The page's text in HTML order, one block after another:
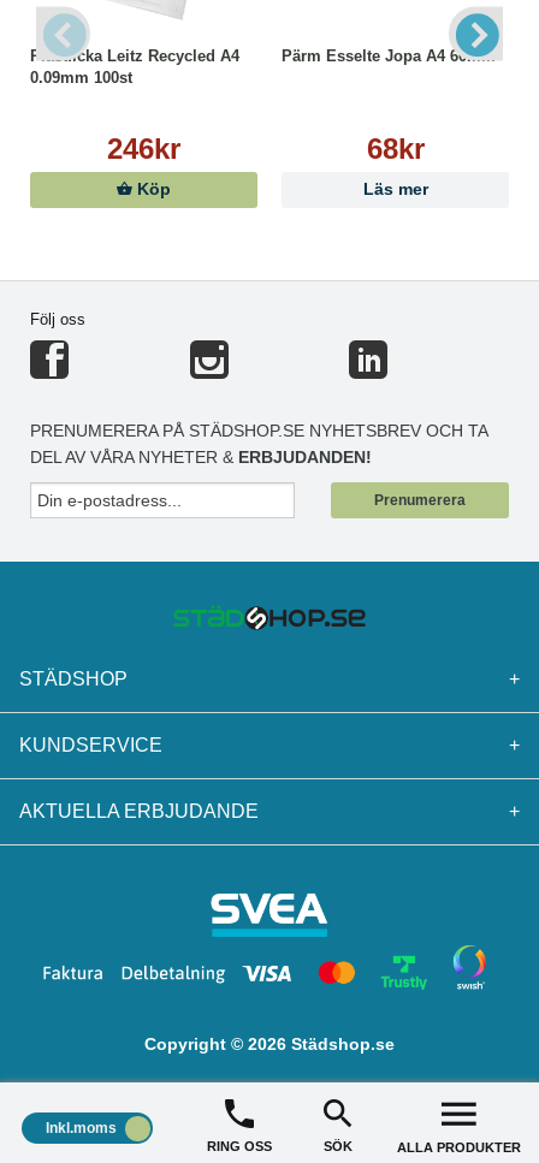
Plastficka Leitz Recycled A4
0.09mm 100st
246kr
Köp
Pärm Esselte Jopa A4 60mm
68kr
Läs mer
Följ oss
PRENUMERERA PÅ STÄDSHOP.SE NYHETSBREV OCH TA
DEL AV VÅRA NYHETER & ERBJUDANDEN!
Prenumerera
STÄDSHOP +
KUNDSERVICE +
AKTUELLA ERBJUDANDE +
Copyright © 2026 Städshop.se
Inkl.moms
RING OSS SÖK ALLA PRODUKTER